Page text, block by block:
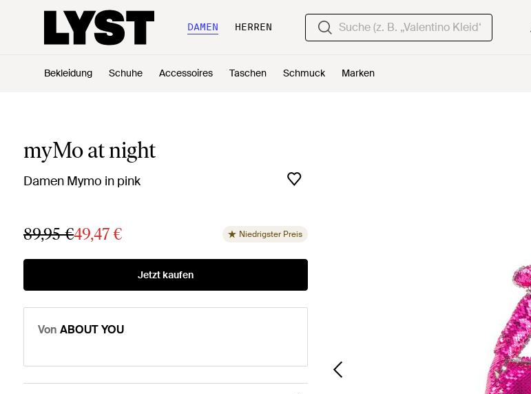
DAMEN HERREN
Bekleidung Schuhe Accessoires Taschen Schmuck Marken
myMo at night
Damen Mymo in pink
89,95 €49,47 € Niedrigster Preis
Jetzt kaufen
Von ABOUT YOU